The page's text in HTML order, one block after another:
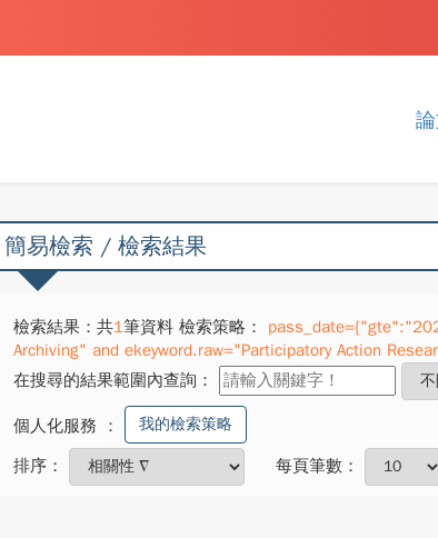
簡易檢索 / 檢索結果
檢索結果：共1筆資料 檢索策略：
Archiving" and ekeyword.raw="Participatory Action
在搜尋的結果範圍內查詢：
個人化服務 ： 我的檢索策略
排序： 每頁筆數：